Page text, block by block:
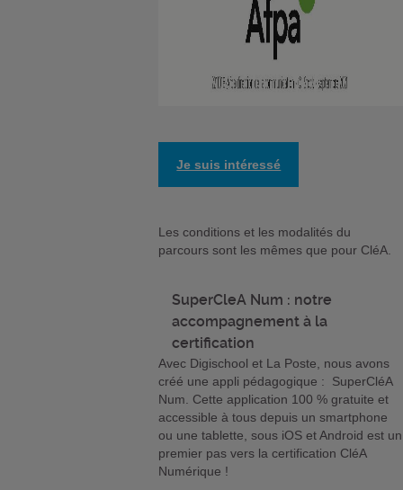
Je suis intéressé
Les conditions et les modalités du
parcours sont les mêmes que pour CléA.
SuperCleA Num : notre
accompagnement à la
certification
Avec Digischool et La Poste, nous avons
créé une appli pédagogique : SuperCléA
Num. Cette application 100 % gratuite et
accessible à tous depuis un smartphone
ou une tablette, sous iOS et Android est un
premier pas vers la certification CléA
Numérique !